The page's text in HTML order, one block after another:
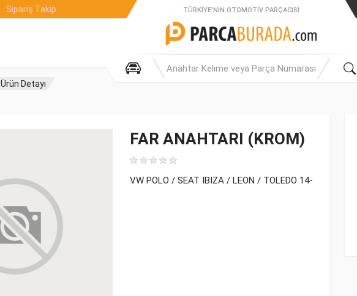
Sipariş Takip TÜRKIYE'NIN OTOMOTIV PARÇACISI
Ürün Detayı
FAR ANAHTARI (KROM)
VW POLO / SEAT IBIZA / LEON / TOLEDO 14-